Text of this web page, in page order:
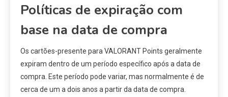
Políticas de expiração com
base na data de compra
Os cartões-presente para VALORANT Points geralmente
expiram dentro de um período específico após a data de
compra. Este período pode variar, mas normalmente é de
cerca de um a dois anos a partir da data de compra.